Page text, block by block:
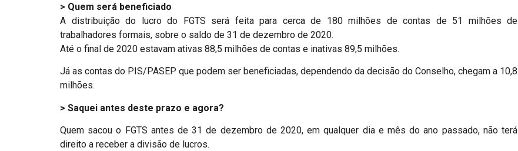
> Quem será beneficiado
A distribuição do lucro do FGTS será feita para cerca de 180 milhões de contas de 51 milhões de
trabalhadores formais, sobre o saldo de 31 de dezembro de 2020.
Até o final de 2020 estavam ativas 88,5 milhões de contas e inativas 89,5 milhões.
Já as contas do PIS/PASEP que podem ser beneficiadas, dependendo da decisão do Conselho, chegam a 10,8
milhões.
> Saquei antes deste prazo e agora?
Quem sacou o FGTS antes de 31 de dezembro de 2020, em qualquer dia e mês do ano passado, não terá
direito a receber a divisão de lucros.